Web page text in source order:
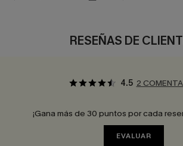
RESEÑAS DE
4.5 2
¡Gana más de 30 puntos por cada
EVALUAR